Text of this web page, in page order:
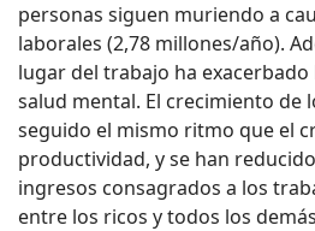
personas siguen muriendo a
laborales (2,78 millones/año).
lugar del trabajo ha
salud mental. El crecimiento de
seguido el mismo ritmo que el
productividad, y se han
ingresos consagrados a los
entre los ricos y todos los